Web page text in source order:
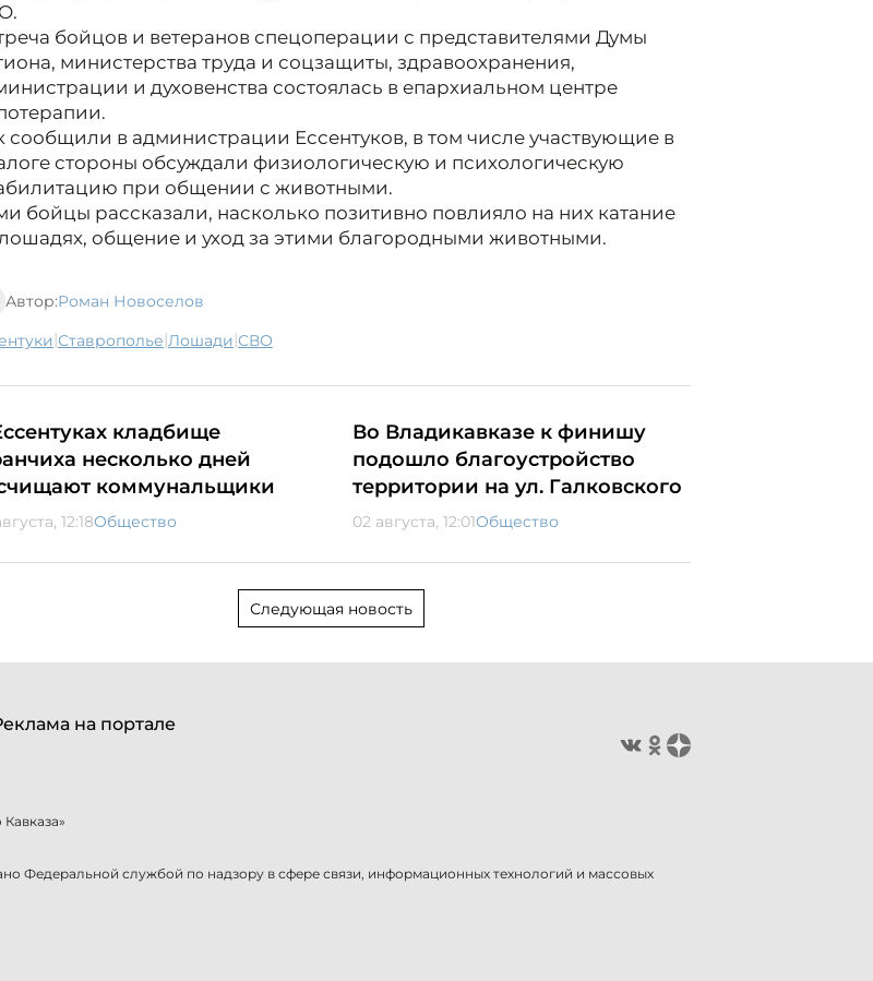
бойцов и ветеранов спецоперации с представителями Думы
министерства труда и соцзащиты, здравоохранения,
и духовенства состоялась в епархиальном центре
сообщили в администрации Ессентуков, в том числе участвующие в
стороны обсуждали физиологическую и психологическую
при общении с животными.
бойцы рассказали, насколько позитивно повлияло на них катание
общение и уход за этими благородными животными.
Автор:Роман Новоселов
| Ставрополье| лошади| СВО
кладбище
несколько дней
коммунальщики
12:18Общество
Во Владикавказе к финишу
подошло благоустройство
территории на ул. Галковского
02 августа, 12:01Общество
Следующая новость
на портале
Федеральной службой по надзору в сфере связи, информационных технологий и массовых